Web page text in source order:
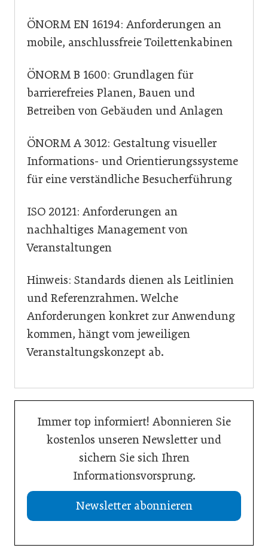
ÖNORM EN 16194: Anforderungen an
mobile, anschlussfreie Toilettenkabinen
ÖNORM B 1600: Grundlagen für
barrierefreies Planen, Bauen und
Betreiben von Gebäuden und Anlagen
ÖNORM A 3012: Gestaltung visueller
Informations- und Orientierungssysteme
für eine verständliche Besucherführung
ISO 20121: Anforderungen an
nachhaltiges Management von
Veranstaltungen
Hinweis: Standards dienen als Leitlinien
und Referenzrahmen. Welche
Anforderungen konkret zur Anwendung
kommen, hängt vom jeweiligen
Veranstaltungskonzept ab.
Immer top informiert! Abonnieren Sie
kostenlos unseren Newsletter und
sichern Sie sich Ihren
Informationsvorsprung.
Newsletter abonnieren
21. Juli 2026